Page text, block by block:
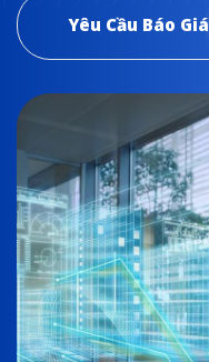
Yêu Cầu Báo Giá